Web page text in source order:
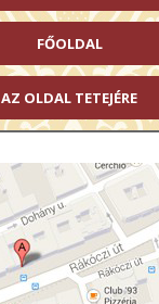
FŐOLDAL
AZ OLDAL TETEJÉRE